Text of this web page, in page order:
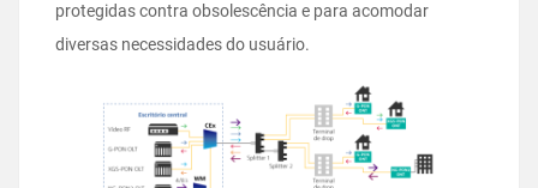
protegidas contra obsolescência e para acomodar
diversas necessidades do usuário.